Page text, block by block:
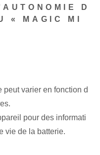
D
« MAGIC MI
peut varier en fonction d
pour des informati
vie de la batterie‌.